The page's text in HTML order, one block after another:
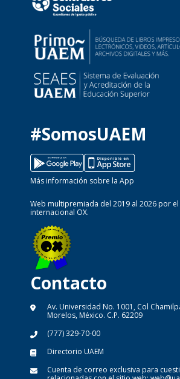
#SomosUAEM
Más información sobre la App
Web multipremiada del 2019 al 2026 por
internacional OX.
Contacto
Av. Universidad No. 1001, Col
Morelos, México. C.P. 62209
(777) 329-70-00
Directorio UAEM
Cuenta de correo exclusiva para